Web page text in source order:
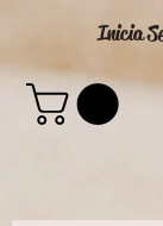
Inicia